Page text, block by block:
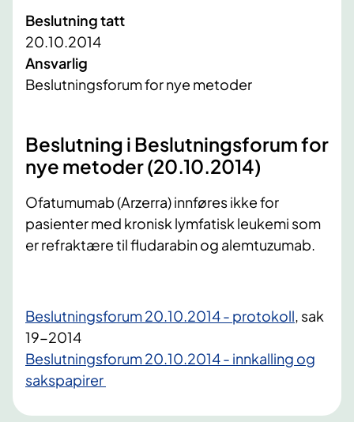
Beslutning tatt
20.10.2014
Ansvarlig
Beslutningsforum for nye metoder
Beslutning i Beslutningsforum for
nye metoder (20.10.2014)
​Ofatumumab (Arzerra) innføres ikke for
pasienter med kronisk lymfatisk leukemi som
er refraktære til fludarabin og alemtuzumab.
Beslutningsforum 20.10.2014 - protokoll ​, sak
19-2014
Beslutningsforum 20.10.2014 - innkalling og
sakspapirer ​​